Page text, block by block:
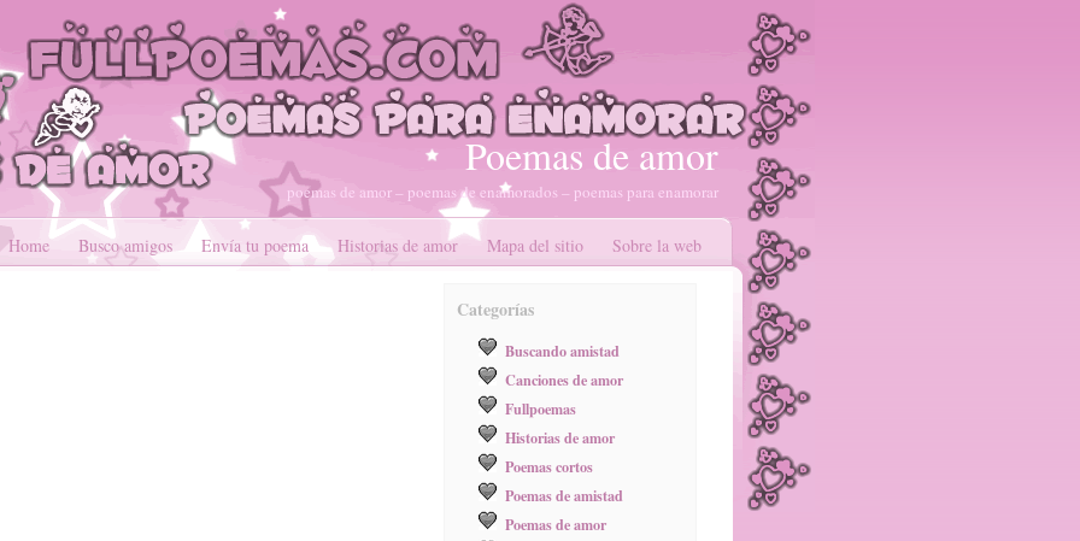
Poemas de amor
poemas de amor – poemas de enamorados – poemas para enamorar
Home Busco amigos Envía tu poema Historias de amor Mapa del sitio Sobre la web
Categorías
Buscando amistad
Canciones de amor
Fullpoemas
Historias de amor
Poemas cortos
Poemas de amistad
Poemas de amor